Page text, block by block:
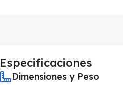
Especificaciones
Dimensiones y Peso